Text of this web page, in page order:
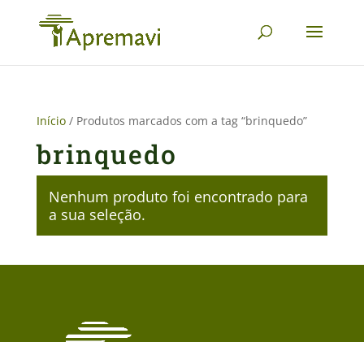
Início/ Produtos marcados com a tag “brinquedo”
brinquedo
Nenhum produto foi encontrado para
a sua seleção.